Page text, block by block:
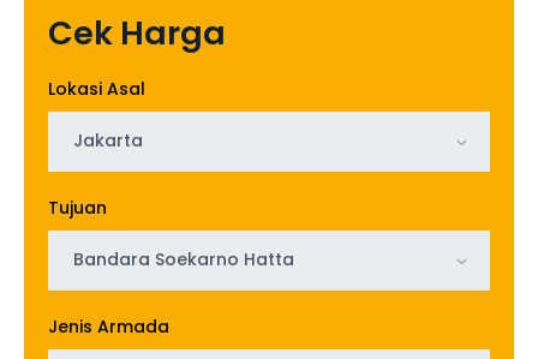
Cek Harga
Lokasi Asal
Jakarta
Tujuan
Bandara Soekarno Hatta
Jenis Armada